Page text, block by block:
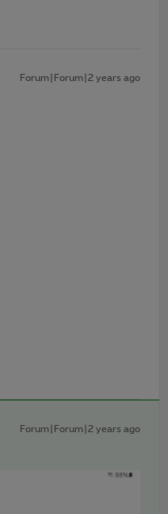
Forum|Forum|2 years ago
Forum|Forum|2 years ago